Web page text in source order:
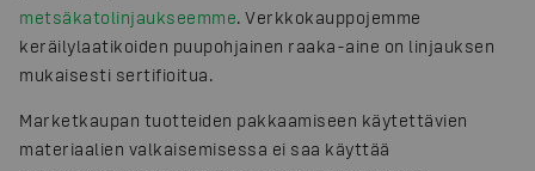
metsäkatolinjaukseemme. Verkkokauppojemme
keräilylaatikoiden puupohjainen raaka-aine on linjauksen
mukaisesti sertifioitua.
Marketkaupan tuotteiden pakkaamiseen käytettävien
materiaalien valkaisemisessa ei saa käyttää